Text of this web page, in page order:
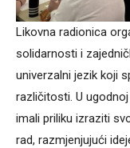
Likovna radionica
solidarnosti i
univerzalni jezik koji
različitosti. U
imali priliku izraziti
rad, razmjenjujući